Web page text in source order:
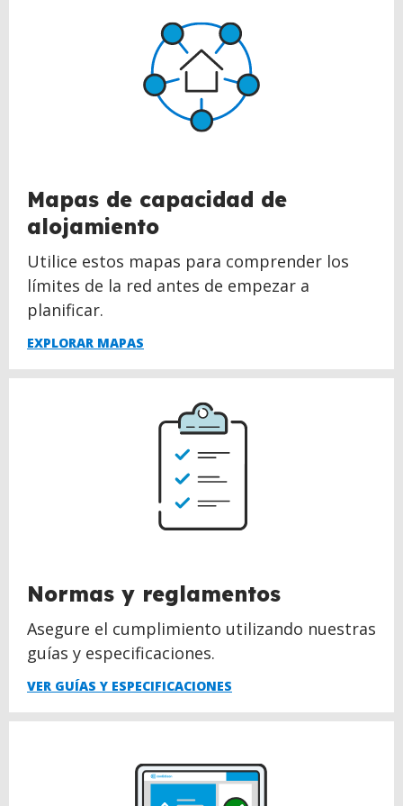
Mapas de capacidad de
alojamiento
Utilice estos mapas para comprender los
límites de la red antes de empezar a
planificar.
EXPLORAR MAPAS
Normas y reglamentos
Asegure el cumplimiento utilizando nuestras
guías y especificaciones.
VER GUÍAS Y ESPECIFICACIONES